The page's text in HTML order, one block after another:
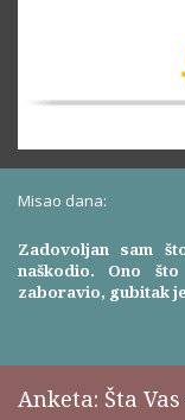
Misao dana:
Zadovoljan sam
naškodio. Ono
zaboravio, gubitak
Anketa: Šta